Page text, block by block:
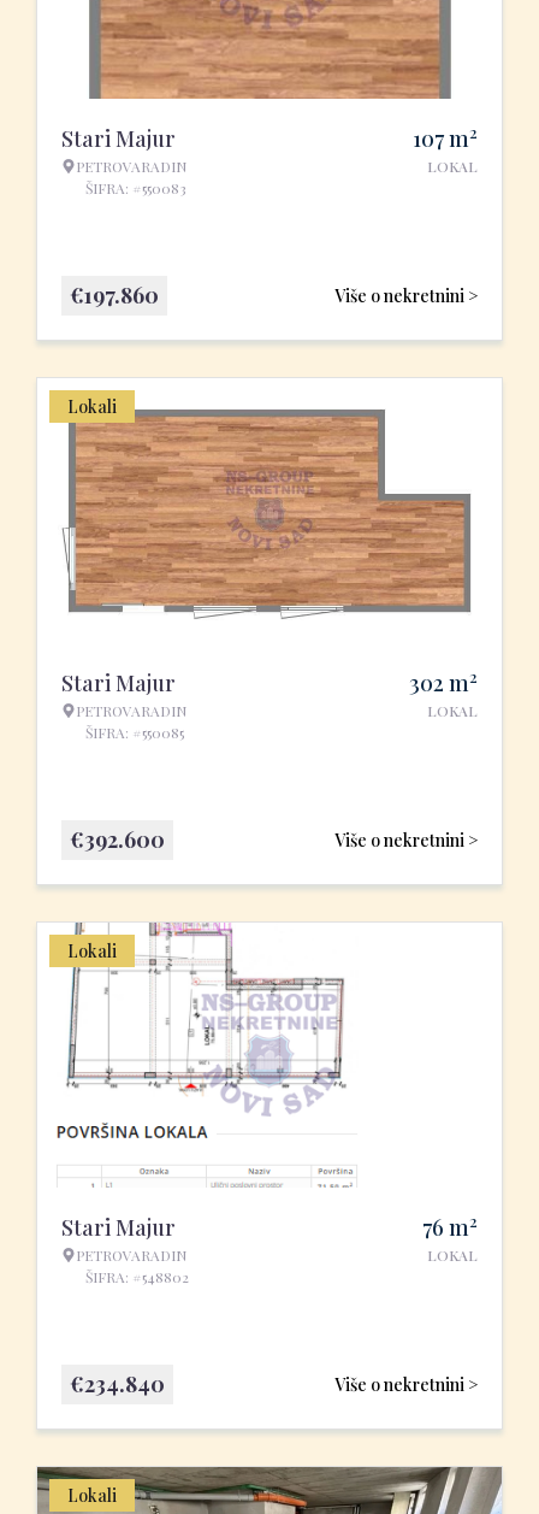
Stari Majur
PETROVARADIN
ŠIFRA: #550083
107m2
LOKAL
Više o nekretnini >
€197.860
Lokali
Stari Majur
PETROVARADIN
ŠIFRA: #550085
302 m2
LOKAL
Više o nekretnini >
€392.600
Lokali
Stari Majur
PETROVARADIN
ŠIFRA: #548802
76 m2
LOKAL
Više o nekretnini >
€234.840
Lokali